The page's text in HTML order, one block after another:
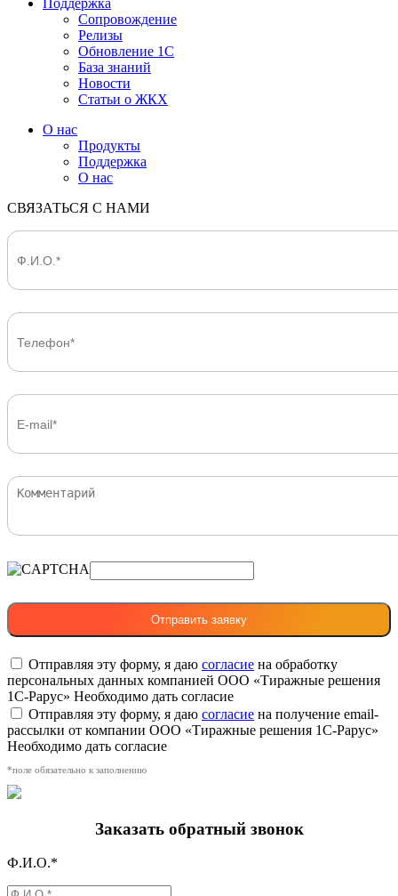
Поддержка
Сопровождение
Релизы
Обновление 1С
База знаний
Новости
Статьи о ЖКХ
О нас
Продукты
Поддержка
О нас
СВЯЗАТЬСЯ С НАМИ
Отправляя эту форму, я даю согласие на обработку
персональных данных компанией ООО «Тиражные решения
1С-Рарус» Необходимо дать согласие
Отправляя эту форму, я даю согласие на получение email-
рассылки от компании ООО «Тиражные решения 1С-Рарус»
Необходимо дать согласие
*поле обязательно к заполнению
Заказать обратный звонок
Ф.И.О.*